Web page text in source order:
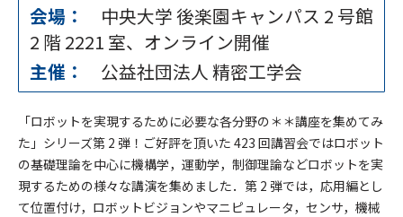
会場：
中央大学 後楽園キャンパス 2 号館
2 階 2221 室、オンライン開催
主催：
公益社団法人 精密工学会
「ロボットを実現するために必要な各分野の＊＊講座を集めてみ
た」シリーズ第 2 弾！ご好評を頂いた 423 回講習会ではロボット
の基礎理論を中心に機構学，運動学，制御理論などロボットを実
現するための様々な講演を集めました．第 2 弾では，応用編とし
て位置付け，ロボットビジョンやマニピュレータ，センサ，機械